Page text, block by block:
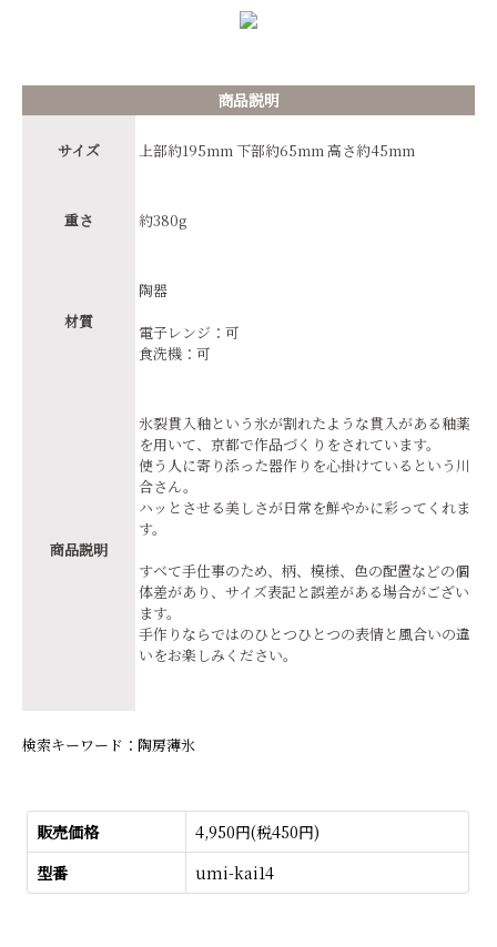
商品説明
サイズ 上部約195mm 下部約65mm 高さ約45mm
重さ 約380g
材質
陶器
電子レンジ：可
食洗機：可
商品説明
氷裂貫入釉という氷が割れたような貫入がある釉薬
を用いて、京都で作品づくりをされています。
使う人に寄り添った器作りを心掛けているという川
合さん。
ハッとさせる美しさが日常を鮮やかに彩ってくれま
す。
すべて手仕事のため、柄、模様、色の配置などの個
体差があり、サイズ表記と誤差がある場合がござい
ます。
手作りならではのひとつひとつの表情と風合いの違
いをお楽しみください。
検索キーワード：陶房薄氷
販売価格
4,950円(税450円)
型番
umi-kai14